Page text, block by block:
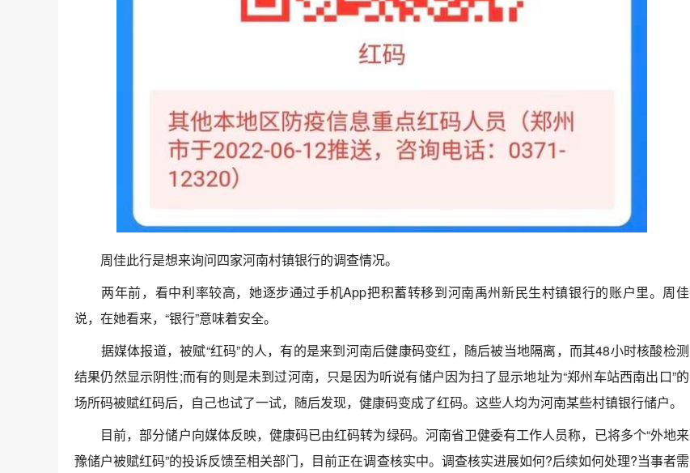
周佳此行是想来询问四家河南村镇银行的调查情况。
两年前，看中利率较高，她逐步通过手机App把积蓄转移到河南禹州新民生村镇银行的账户里。周佳
说，在她看来，“银行”意味着安全。
据媒体报道，被赋“红码”的人，有的是来到河南后健康码变红，随后被当地隔离，而其48小时核酸检测
结果仍然显示阴性;而有的则是未到过河南，只是因为听说有储户因为扫了显示地址为“郑州车站西南出口”的
场所码被赋红码后，自己也试了一试，随后发现，健康码变成了红码。这些人均为河南某些村镇银行储户。
目前，部分储户向媒体反映，健康码已由红码转为绿码。河南省卫健委有工作人员称，已将多个“外地来
豫储户被赋红码”的投诉反馈至相关部门，目前正在调查核实中。调查核实进展如何?后续如何处理?当事者需